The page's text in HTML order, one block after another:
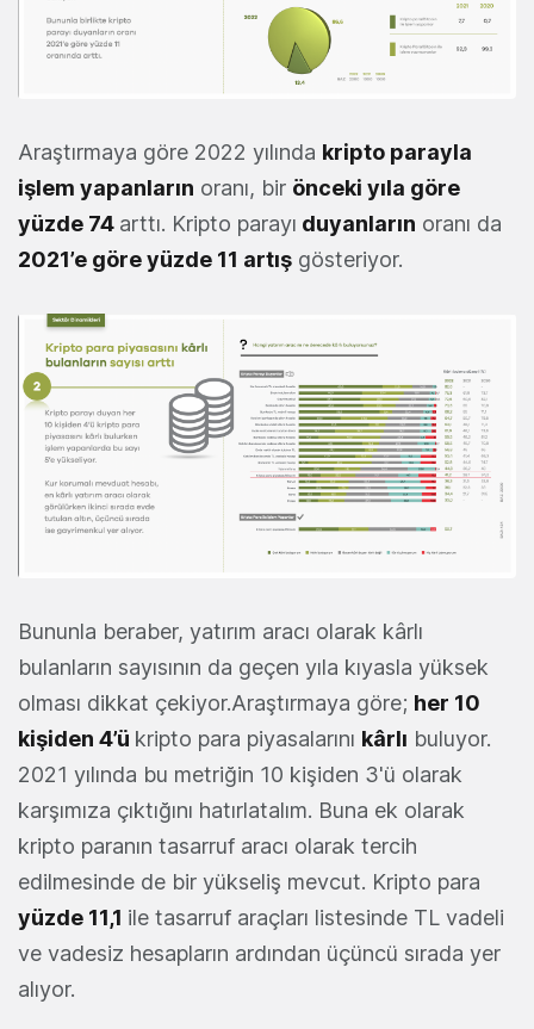
Araştırmaya göre 2022 yılında kripto parayla
işlem yapanların oranı, bir önceki yıla göre
yüzde 74 arttı. Kripto parayı duyanların oranı da
2021’e göre yüzde 11 artış gösteriyor.
Bununla beraber, yatırım aracı olarak kârlı
bulanların sayısının da geçen yıla kıyasla yüksek
olması dikkat çekiyor.Araştırmaya göre; her 10
kişiden 4’ü kripto para piyasalarını kârlı buluyor.
2021 yılında bu metriğin 10 kişiden 3'ü olarak
karşımıza çıktığını hatırlatalım. Buna ek olarak
kripto paranın tasarruf aracı olarak tercih
edilmesinde de bir yükseliş mevcut. Kripto para
yüzde 11,1 ile tasarruf araçları listesinde TL vadeli
ve vadesiz hesapların ardından üçüncü sırada yer
alıyor.